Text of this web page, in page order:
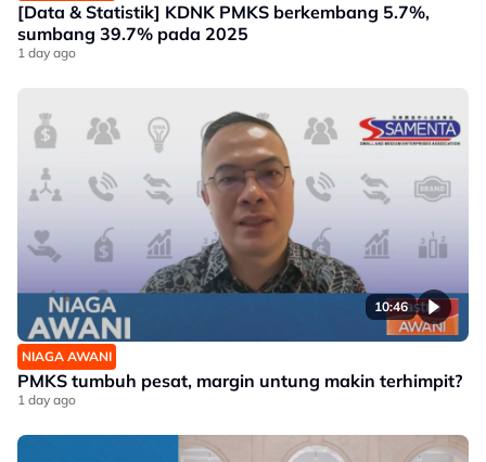
[Data & Statistik] KDNK PMKS berkembang 5.7%,
sumbang 39.7% pada 2025
1 day ago
10:46
NIAGA AWANI
PMKS tumbuh pesat, margin untung makin terhimpit?
1 day ago